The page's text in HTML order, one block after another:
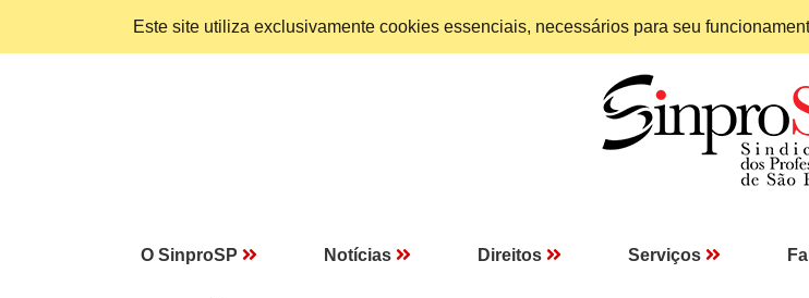
Este site utiliza exclusivamente cookies essenciais, necessários para seu
O SinproSP Notícias Direitos Serviços